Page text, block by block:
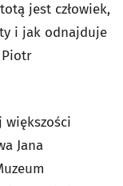
jest człowiek,
i jak odnajduje
Piotr
większości
Jana